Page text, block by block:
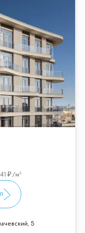
/м²
5